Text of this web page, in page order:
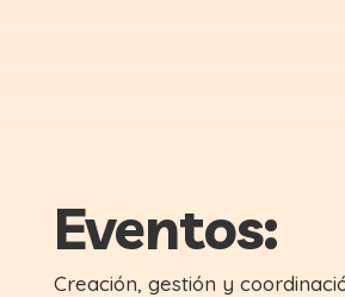
Eventos:
Creación, gestión y